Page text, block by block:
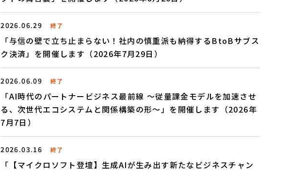
2026.06.29 終了
「与信の壁で立ち止まらない！社内の慎重派も納得するBtoBサブス
ク決済」を開催します（2026年7月29日）
2026.06.09 終了
「AI時代のパートナービジネス最前線 〜従量課金モデルを加速させ
る、次世代エコシステムと関係構築の形〜」を開催します（2026年
7月7日）
2026.03.16 終了
「【マイクロソフト登壇】生成AIが生み出す新たなビジネスチャン